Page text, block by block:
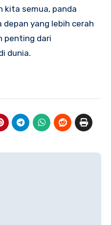
kita semua, panda
depan yang lebih cerah
penting dari
dunia.